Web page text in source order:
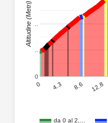
da 0 al 2,…
0 4.3 8.6 12.8
0
..
Altitudine (Metri)